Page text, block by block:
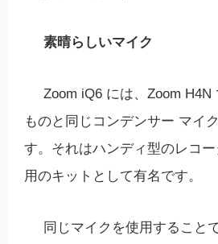
素晴らしいマイク
Zoom iQ6 には、Zoom H4N
ものと同じコンデンサー マイ
す。それはハンディ型のレコ
用のキットとして有名です。
同じマイクを使用すること